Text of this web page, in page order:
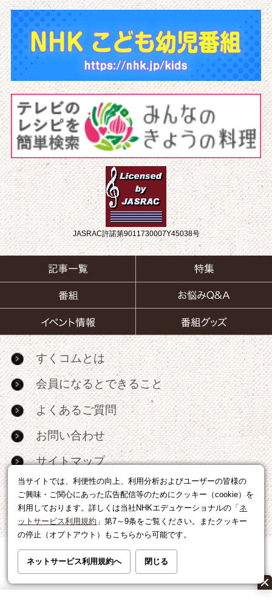
当サイトでは、利便性の向上、利用分析およびユーザーの皆様の
ご興味・ご関心にあった広告配信等のためにクッキー（cookie）を
利用しております。詳しくは当社NHKエデュケーショナルの「 ネ
ットサービス利用規約 」第7～9条をご覧ください。またクッキー
の停止（オプトアウト）もこちらから可能です。
ネットサービス利用規約へ 閉じる
JASRAC許諾第9011730007Y45038号
すくコムとは
会員になるとできること
よくあるご質問
お問い合わせ
サイトマップ
RSS
広告出稿・パートナーシップについて
利用規約|個人情報の取り扱いについて
運営会社|広告に関するお問い合わせ